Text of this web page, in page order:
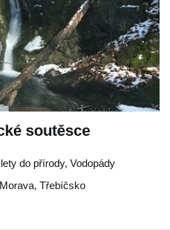
soutěsce
do přírody, Vodopády
, Třebíčsko